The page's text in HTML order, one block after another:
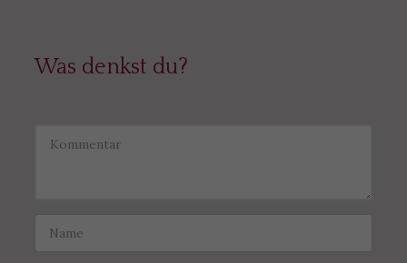
Was denkst du?